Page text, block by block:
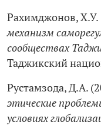
Рахимджонов, Х.У.
механизм
сообществах
Таджикский
Рустамзода, Д.А.
этические
условиях